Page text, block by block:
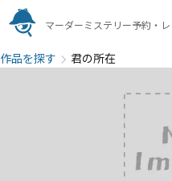
マーダーミステリー予約・
作品を探す 君の所在